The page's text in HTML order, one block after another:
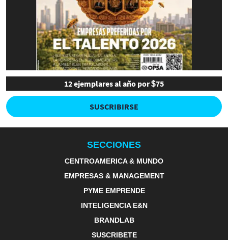
12 ejemplares al año por $75
SUSCRIBIRSE
SECCIONES
CENTROAMERICA & MUNDO
EMPRESAS & MANAGEMENT
PYME EMPRENDE
INTELIGENCIA E&N
BRANDLAB
SUSCRIBETE